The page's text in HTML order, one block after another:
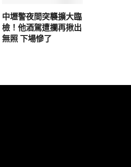
中壢警夜間突襲擴大臨
檢！他酒駕遭攔再揪出
無照 下場慘了